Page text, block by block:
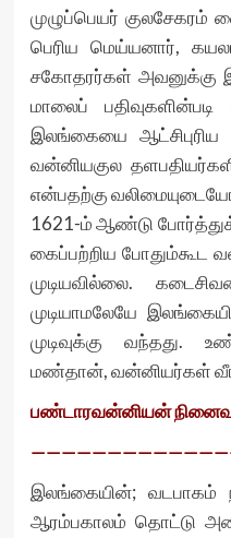
முழுப்பெயர்
பெரிய மெய்யனார்,
சகோதரர்கள் அவனுக்கு
மாலைப்
இலங்கையை ஆட்சிபுரிய
வன்னியகுல
என்பதற்கு
1621-ம் ஆண்டு
கைப்பற்றிய போதும்கூட
முடியவில்லை.
முடியாமலேயே
முடிவுக்கு
மண்தான், வன்னியர்கள்
பண்டாரவன்னியன்
இலங்கையின்; வடபாகம்
ஆரம்பகாலம் தொட்டு